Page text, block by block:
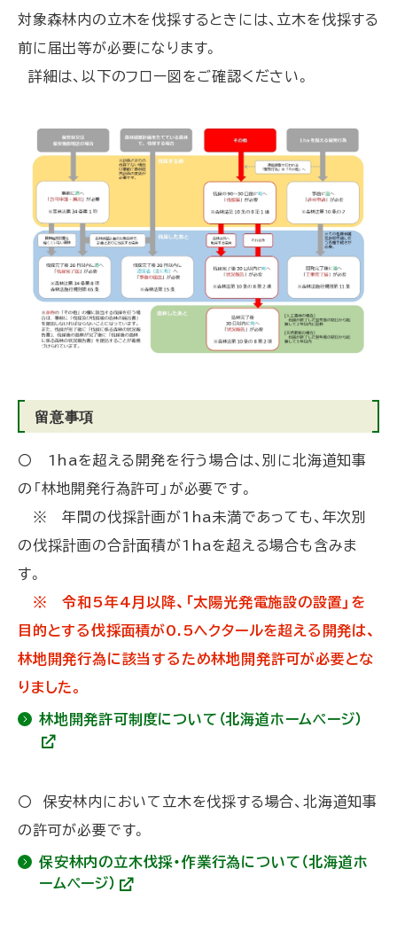
対象森林内の立木を伐採するときには、立木を伐採する
前に届出等が必要になります。
詳細は、以下のフロー図をご確認ください。
留意事項
〇 1haを超える開発を行う場合は、別に北海道知事
の「林地開発行為許可」が必要です。
※ 年間の伐採計画が1ha未満であっても、年次別
の伐採計画の合計面積が1haを超える場合も含みま
す。
※ 令和5年4月以降、「太陽光発電施設の設置」を
目的とする伐採面積が0.5ヘクタールを超える開発は、
林地開発行為に該当するため林地開発許可が必要とな
りました。
林地開発許可制度について（北海道ホームページ）
サ
イ
ト
)
〇 保安林内において立木を伐採する場合、北海道知事
の許可が必要です。
保安林内の立木伐採・作業行為について（北海道ホ
ームページ）